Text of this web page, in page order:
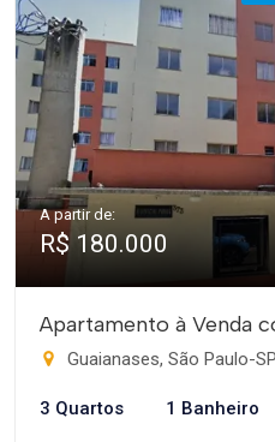
A partir de:
R$ 180.000
Apartamento à Venda
Guaianases, São Paulo-SP
3 Quartos 1 Banheiro